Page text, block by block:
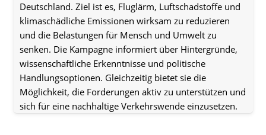
Deutschland. Ziel ist es, Fluglärm, Luftschadstoffe und
klimaschädliche Emissionen wirksam zu reduzieren
und die Belastungen für Mensch und Umwelt zu
senken. Die Kampagne informiert über Hintergründe,
wissenschaftliche Erkenntnisse und politische
Handlungsoptionen. Gleichzeitig bietet sie die
Möglichkeit, die Forderungen aktiv zu unterstützen und
sich für eine nachhaltige Verkehrswende einzusetzen.